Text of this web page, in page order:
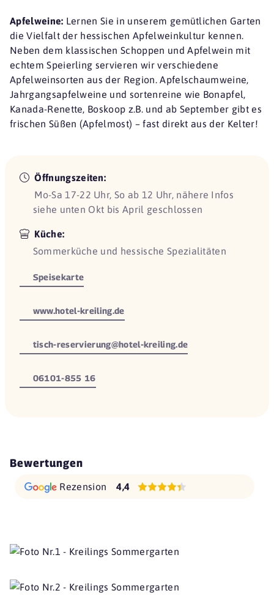
Apfelweine: Lernen Sie in unserem gemütlichen Garten
die Vielfalt der hessischen Apfelweinkultur kennen.
Neben dem klassischen Schoppen und Apfelwein mit
echtem Speierling servieren wir verschiedene
Apfelweinsorten aus der Region. Apfelschaumweine,
Jahrgangsapfelweine und sortenreine wie Bonapfel,
Kanada-Renette, Boskoop z.B. und ab September gibt es
frischen Süßen (Apfelmost) – fast direkt aus der Kelter!
Öffnungszeiten:
Mo-Sa 17-22 Uhr, So ab 12 Uhr, nähere Infos
siehe unten Okt bis April geschlossen
Küche:
Sommerküche und hessische Spezialitäten
Speisekarte
www.hotel-kreiling.de
tisch-reservierung@hotel-kreiling.de
06101-855 16
Bewertungen
Rezension 4,4